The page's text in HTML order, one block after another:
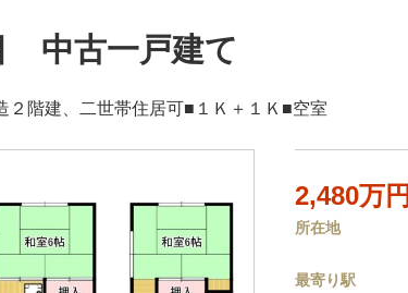
中古一戸建て
階建、二世帯住居可■１Ｋ＋１Ｋ■空室
2,480万円
所在地
最寄り駅